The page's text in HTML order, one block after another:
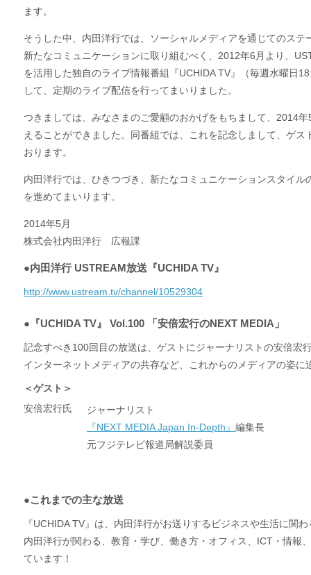
ます。
そうした中、内田洋行では、ソーシャルメディアを通じてのステ
新たなコミュニケーションに取り組むべく、2012年6月より、
を活用した独自のライブ情報番組『UCHIDA TV』（毎週水曜日
して、定期のライブ配信を行ってまいりました。
つきましては、みなさまのご愛顧のおかげをもちまして、 2014年
えることができました。
同番組では、これを記念しまして、ゲ
おります。
内田洋行では、ひきつづき、新たなコミュニケーションスタイ
を進めてまいります。
2014年5月
株式会社内田洋行 広報課
●内田洋行 USTREAM放送『UCHIDA TV』
http://www.ustream.tv/channel/10529304
●『UCHIDA TV』 Vol.100 「安倍宏行のNEXT MEDIA」
記念すべき100回目の放送は、ゲストにジャーナリストの安倍宏
インターネットメディアの共存など、これからのメディアの姿に
＜ゲスト＞
安倍宏行氏
ジャーナリスト
『NEXT MEDIA Japan In-Depth』 編集長
元フジテレビ報道局解説委員
●これまでの主な放送
『UCHIDA TV』は、内田洋行がお送りするビジネスや生活に関
内田洋行が関わる、教育・学び、働き方・オフィス、ICT・情報
ています！